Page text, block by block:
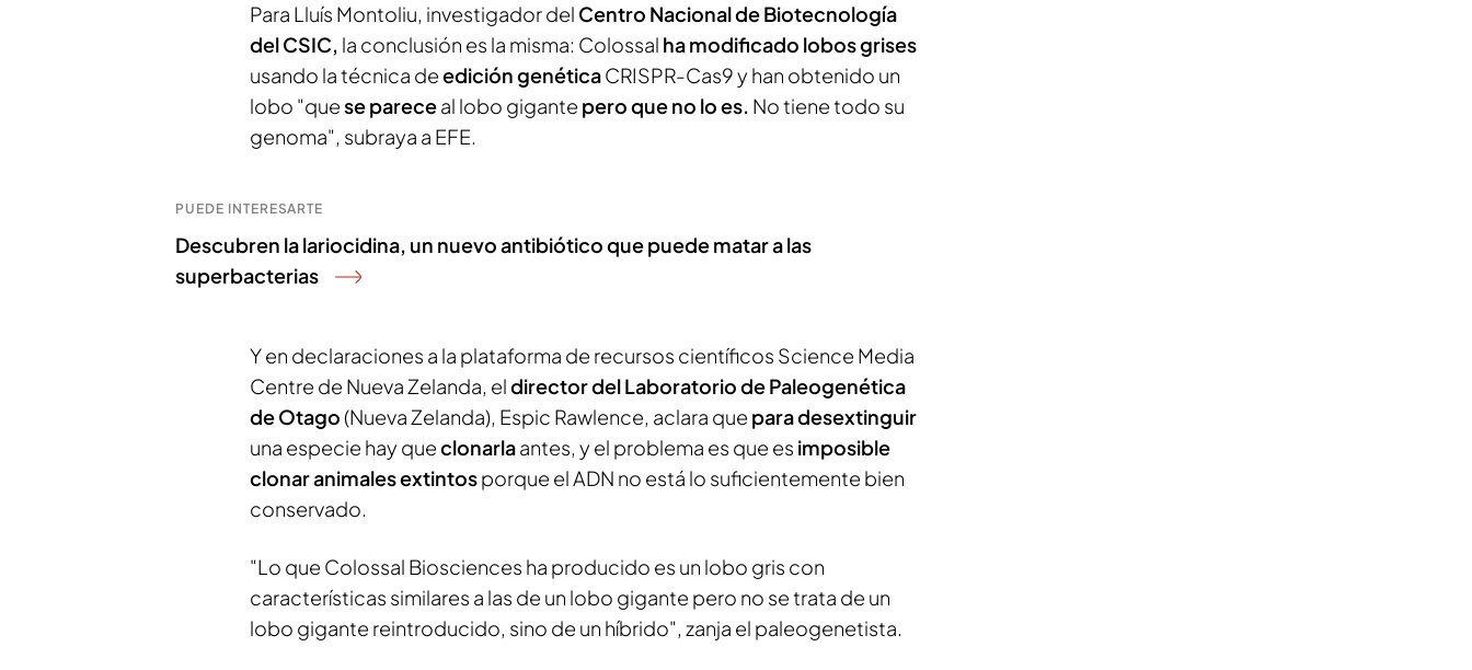
Para Lluís Montoliu, investigador del Centro Nacional de Biotecnología
del CSIC, la conclusión es la misma: Colossal ha modificado lobos grises
usando la técnica deedición genéticaCRISPR-Cas9 y han obtenido un
lobo "quese pareceal lobo gigante pero que no lo es. No tiene todo su
genoma", subraya a EFE.
PUEDE INTERESARTE
Descubren la lariocidina, un nuevo antibiótico que puede matar a las
superbacterias
Y en declaraciones a la plataforma de recursos científicos Science Media
Centre de Nueva Zelanda, eldirector del Laboratorio de Paleogenética
de Otago(Nueva Zelanda), Espic Rawlence, aclara que para desextinguir
una especie hay queclonarlaantes, y el problema es que es imposible
clonar animales extintosporque el ADN no está lo suficientemente bien
conservado.
"Lo que Colossal Biosciences ha producido es un lobo gris con
características similares a las de un lobo gigante pero no se trata de un
lobo gigante reintroducido, sino de un híbrido", zanja el paleogenetista.